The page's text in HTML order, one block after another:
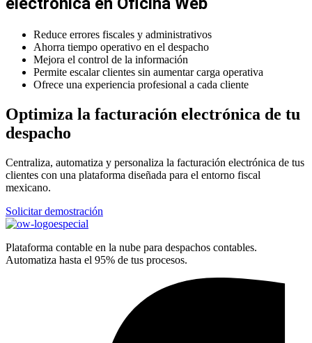
Reduce errores fiscales y administrativos
Ahorra tiempo operativo en el despacho
Mejora el control de la información
Permite escalar clientes sin aumentar carga operativa
Ofrece una experiencia profesional a cada cliente
Optimiza la facturación electrónica de tu
despacho
Centraliza, automatiza y personaliza la facturación electrónica de tus
clientes con una plataforma diseñada para el entorno fiscal
mexicano.
Solicitar demostración
Plataforma contable en la nube para despachos contables.
Automatiza hasta el 95% de tus procesos.